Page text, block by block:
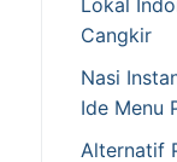
Lokal
Cangkir
Nasi
Ide Menu
Alternatif